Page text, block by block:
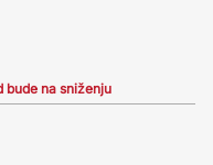
bude na sniženju